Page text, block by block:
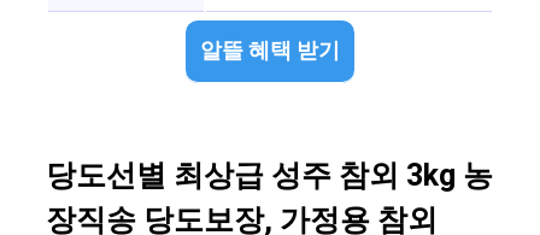
알뜰 혜택 받기
당도선별 최상급 성주 참외 3kg 농
장직송 당도보장, 가정용 참외